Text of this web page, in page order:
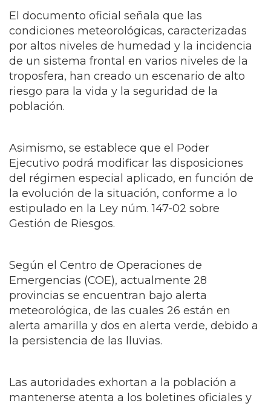
El documento oficial señala que las
condiciones meteorológicas, caracterizadas
por altos niveles de humedad y la incidencia
de un sistema frontal en varios niveles de la
troposfera, han creado un escenario de alto
riesgo para la vida y la seguridad de la
población.
Asimismo, se establece que el Poder
Ejecutivo podrá modificar las disposiciones
del régimen especial aplicado, en función de
la evolución de la situación, conforme a lo
estipulado en la Ley núm. 147-02 sobre
Gestión de Riesgos.
Según el Centro de Operaciones de
Emergencias (COE), actualmente 28
provincias se encuentran bajo alerta
meteorológica, de las cuales 26 están en
alerta amarilla y dos en alerta verde, debido a
la persistencia de las lluvias.
Las autoridades exhortan a la población a
mantenerse atenta a los boletines oficiales y